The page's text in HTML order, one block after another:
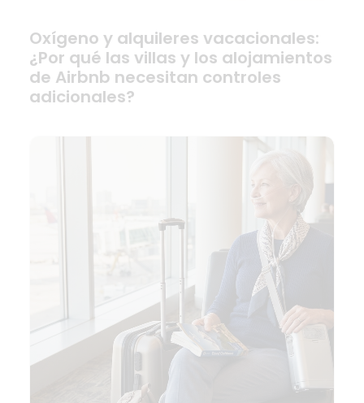
Oxígeno y alquileres vacacionales:
¿Por qué las villas y los alojamientos
de Airbnb necesitan controles
adicionales?